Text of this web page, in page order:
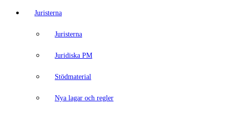
Juristerna
Juristerna
Juridiska PM
Stödmaterial
Nya lagar och regler